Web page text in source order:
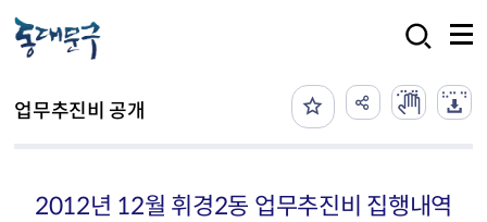
업무추진비 공개
2012년 12월 휘경2동 업무추진비 집행내역